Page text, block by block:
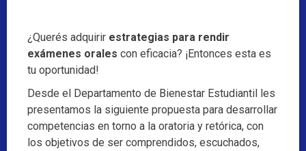
¿Querés adquirir estrategias para rendir
exámenes orales con eficacia? ¡Entonces esta es
tu oportunidad!
Desde el Departamento de Bienestar Estudiantil les
presentamos la siguiente propuesta para desarrollar
competencias en torno a la oratoria y retórica, con
los objetivos de ser comprendidos, escuchados,